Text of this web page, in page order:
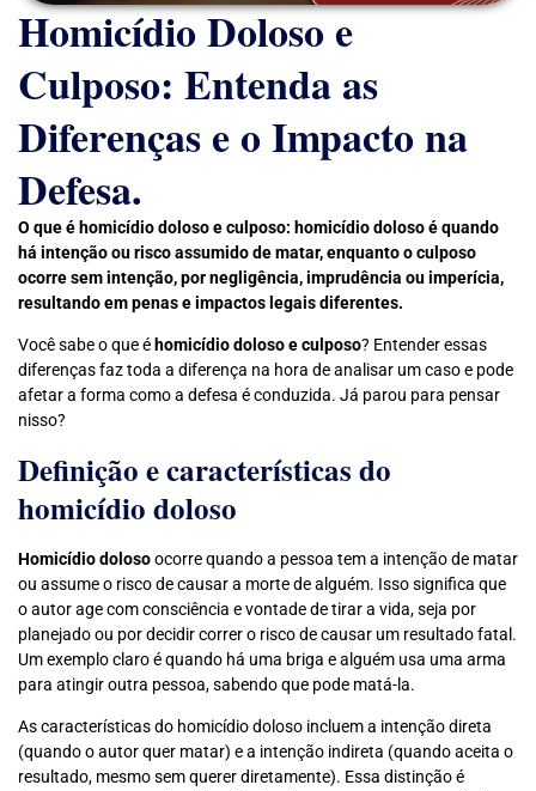
Homicídio Doloso e
Culposo: Entenda as
Diferenças e o Impacto na
Defesa.
O que é homicídio doloso e culposo: homicídio doloso é quando
há intenção ou risco assumido de matar, enquanto o culposo
ocorre sem intenção, por negligência, imprudência ou imperícia,
resultando em penas e impactos legais diferentes.
Você sabe o que é homicídio doloso e culposo? Entender essas
diferenças faz toda a diferença na hora de analisar um caso e pode
afetar a forma como a defesa é conduzida. Já parou para pensar
nisso?
Definição e características do
homicídio doloso
Homicídio dolosoocorre quando a pessoa tem a intenção de matar
ou assume o risco de causar a morte de alguém. Isso significa que
o autor age com consciência e vontade de tirar a vida, seja por
planejado ou por decidir correr o risco de causar um resultado fatal.
Um exemplo claro é quando há uma briga e alguém usa uma arma
para atingir outra pessoa, sabendo que pode matá-la.
As características do homicídio doloso incluem a intenção direta
(quando o autor quer matar) e a intenção indireta (quando aceita o
resultado, mesmo sem querer diretamente). Essa distinção é